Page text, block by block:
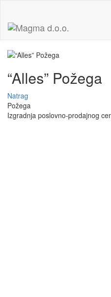
“Alles” Požega
Natrag
Požega
Izgradnja poslovno-prodajnog